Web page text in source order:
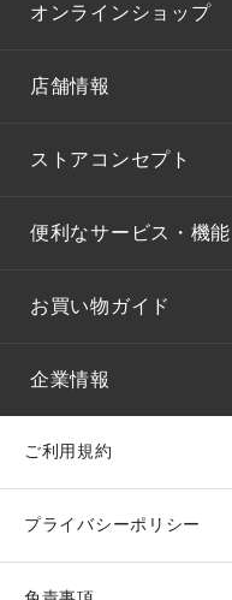
オンラインショップ
店舗情報
ストアコンセプト
便利なサービス・機能
お買い物ガイド
企業情報
ご利用規約
プライバシーポリシー